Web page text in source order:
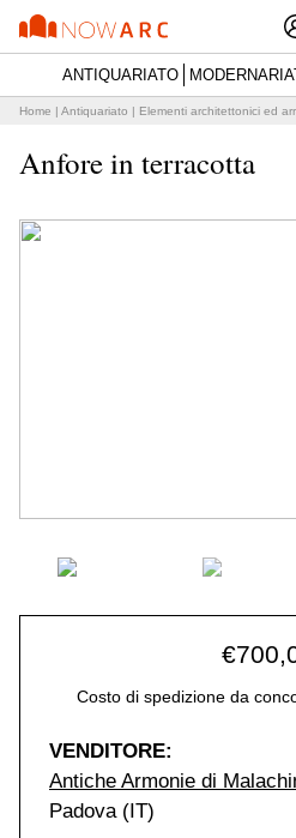
ANTIQUARIATO
Home | Antiquariato | Elementi architettonici ed
Anfore in terracotta
€
Costo di spedizione da
VENDITORE:
Antiche Armonie di
Padova (IT)